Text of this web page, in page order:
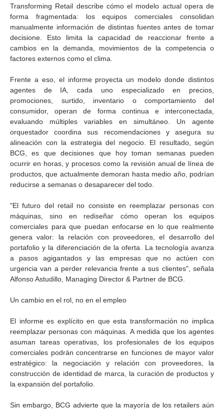
Transforming Retail describe cómo el modelo actual opera de
forma fragmentada: los equipos comerciales consolidan
manualmente información de distintas fuentes antes de tomar
decisione. Esto limita la capacidad de reaccionar frente a
cambios en la demanda, movimientos de la competencia o
factores externos como el clima.
Frente a eso, el informe proyecta un modelo donde distintos
agentes de IA, cada uno especializado en precios,
promociones, surtido, inventario o comportamiento del
consumidor, operan de forma continua e interconectada,
evaluando múltiples variables en simultáneo. Un agente
orquestador coordina sus recomendaciones y asegura su
alineación con la estrategia del negocio. El resultado, según
BCG, es que decisiones que hoy toman semanas pueden
ocurrir en horas, y procesos como la revisión anual de línea de
productos, que actualmente demoran hasta medio año, podrían
reducirse a semanas o desaparecer del todo.
"El futuro del retail no consiste en reemplazar personas con
máquinas, sino en rediseñar cómo operan los equipos
comerciales para que puedan enfocarse en lo que realmente
genera valor: la relación con proveedores, el desarrollo del
portafolio y la diferenciación de la oferta. La tecnología avanza
a pasos agigantados y las empresas que no actúen con
urgencia van a perder relevancia frente a sus clientes", señala
Alfonso Astudillo, Managing Director & Partner de BCG.
Un cambio en el rol, no en el empleo
El informe es explícito en que esta transformación no implica
reemplazar personas con máquinas. A medida que los agentes
asuman tareas operativas, los profesionales de los equipos
comerciales podrán concentrarse en funciones de mayor valor
estratégico: la negociación y relación con proveedores, la
construcción de identidad de marca, la curación de productos y
la expansión del portafolio.
Sin embargo, BCG advierte que la mayoría de los retailers aún